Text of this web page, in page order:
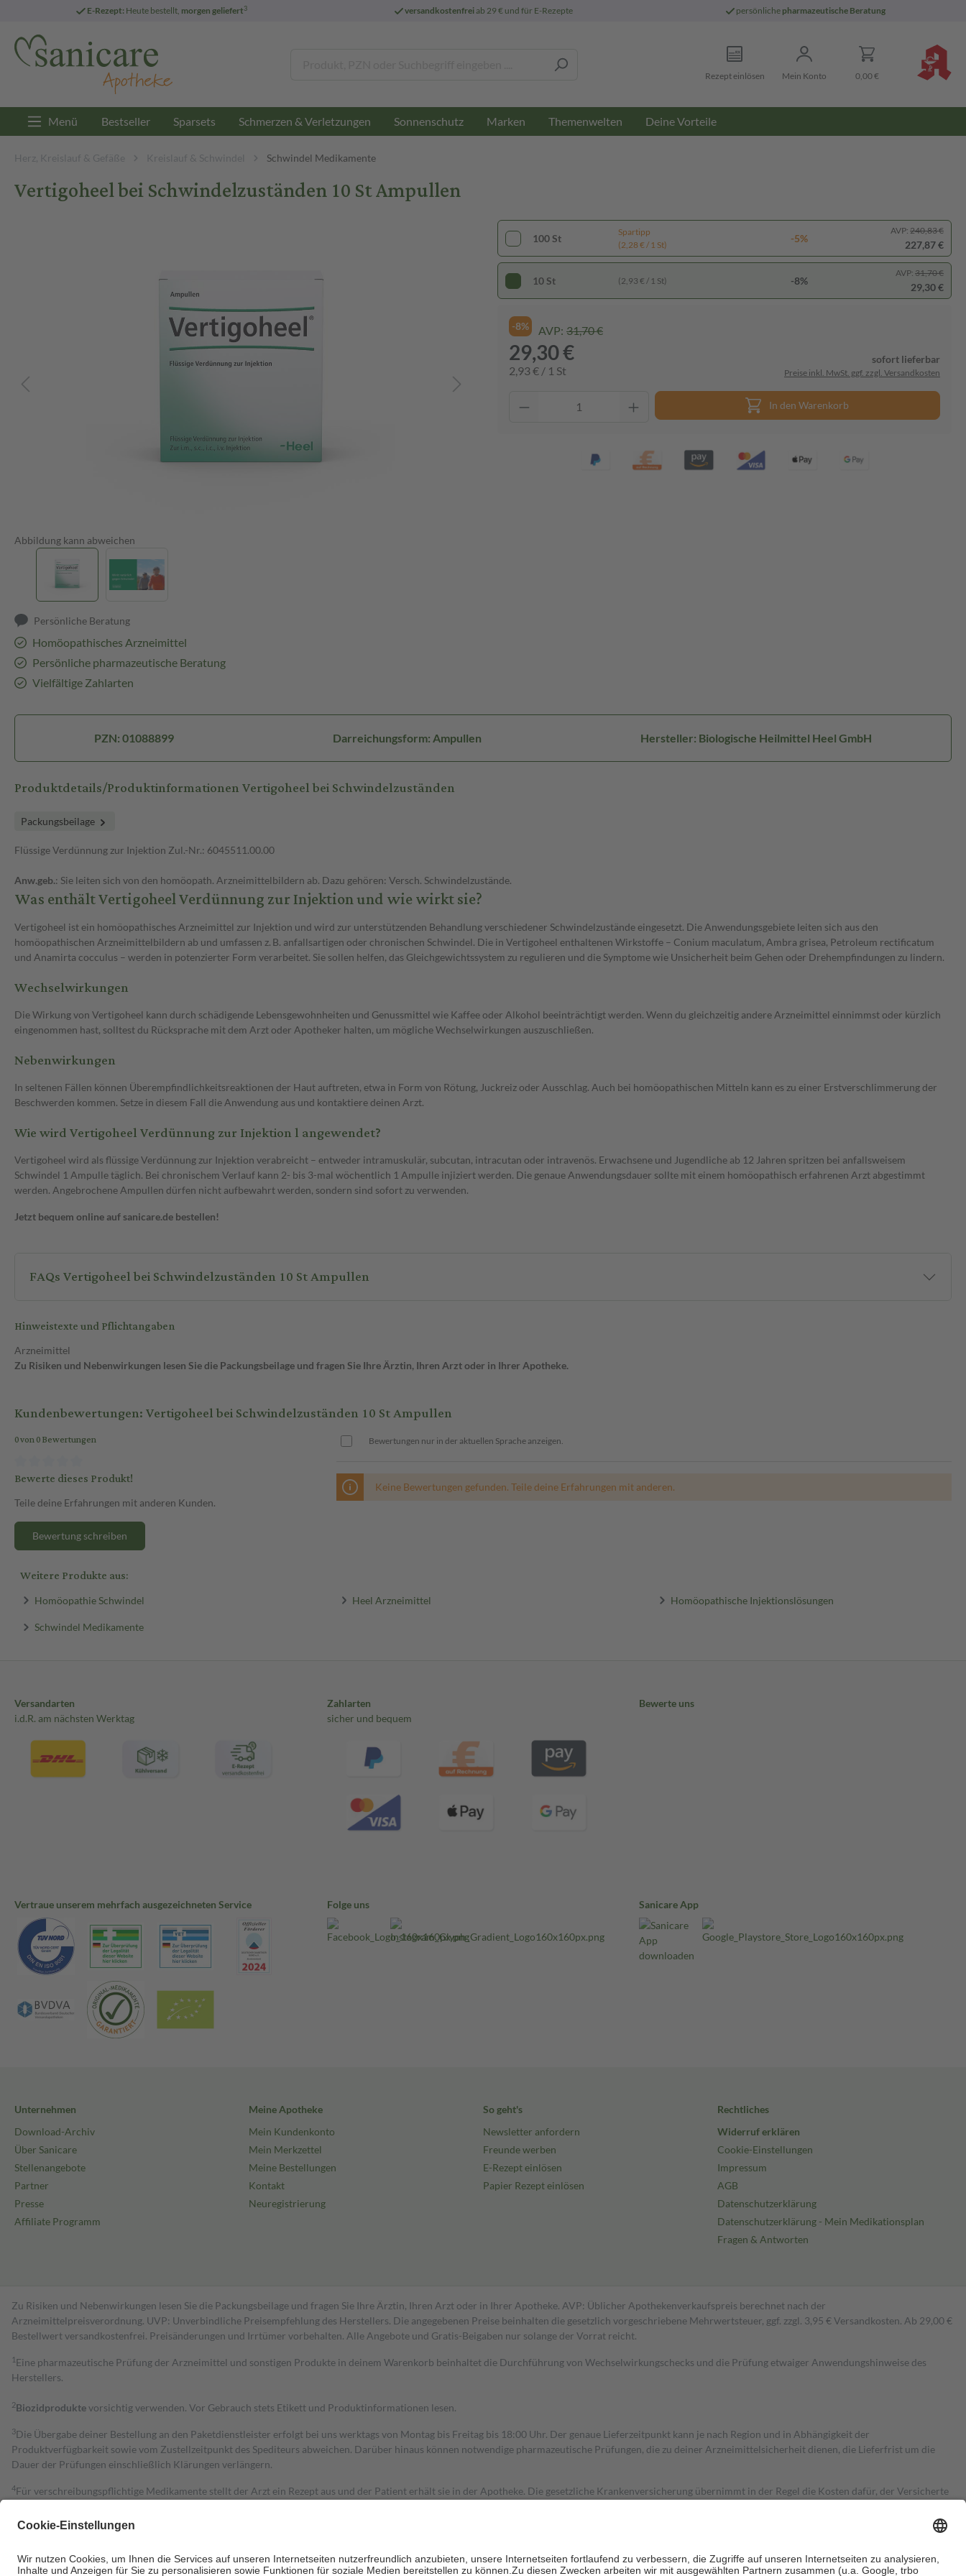
E-Rezept: Heute bestellt, morgen geliefert3 versandkostenfreiab 29 € und für E-Rezepte persönliche pharmazeutische Beratung
Rezept einlösen Mein Konto 0,00 €
Menü Bestseller Sparsets Schmerzen & Verletzungen Sonnenschutz Marken Themenwelten Deine Vorteile
Herz, Kreislauf & Gefäße Kreislauf & Schwindel Schwindel Medikamente
Vertigoheel bei Schwindelzuständen 10 St Ampullen
Abbildung kann abweichen
Persönliche Beratung
Homöopathisches Arzneimittel
Persönliche pharmazeutische Beratung
Vielfältige Zahlarten
100 St
Spartipp
(2,28 € / 1 St)
-5%
AVP: 240,83 €
227,87 €
10 St (2,93 € / 1 St) -8%
AVP: 31,70 €
29,30 €
-8% AVP: 31,70 €
29,30 €
2,93 € / 1 St
sofort lieferbar
Preise inkl. MwSt. ggf. zzgl. Versandkosten
In den Warenkorb
PZN: 01088899 Darreichungsform: Ampullen Hersteller: Biologische Heilmittel Heel GmbH
Produktdetails/Produktinformationen Vertigoheel bei Schwindelzuständen
Packungsbeilage
Flüssige Verdünnung zur Injektion Zul.-Nr.: 6045511.00.00
Anw.geb.: Sie leiten sich von den homöopath. Arzneimittelbildern ab. Dazu gehören: Versch. Schwindelzustände.
Was enthält Vertigoheel Verdünnung zur Injektion und wie wirkt sie?
Vertigoheel ist ein homöopathisches Arzneimittel zur Injektion und wird zur unterstützenden Behandlung verschiedener Schwindelzustände eingesetzt. Die Anwendungsgebiete leiten sich aus den
homöopathischen Arzneimittelbildern ab und umfassen z. B. anfallsartigen oder chronischen Schwindel. Die in Vertigoheel enthaltenen Wirkstoffe – Conium maculatum, Ambra grisea, Petroleum rectificatum
und Anamirta cocculus – werden in potenzierter Form verarbeitet. Sie sollen helfen, das Gleichgewichtssystem zu regulieren und die Symptome wie Unsicherheit beim Gehen oder Drehempfindungen zu lindern.
Wechselwirkungen
Die Wirkung von Vertigoheel kann durch schädigende Lebensgewohnheiten und Genussmittel wie Kaffee oder Alkohol beeinträchtigt werden. Wenn du gleichzeitig andere Arzneimittel einnimmst oder kürzlich
eingenommen hast, solltest du Rücksprache mit dem Arzt oder Apotheker halten, um mögliche Wechselwirkungen auszuschließen.
Nebenwirkungen
In seltenen Fällen können Überempfindlichkeitsreaktionen der Haut auftreten, etwa in Form von Rötung, Juckreiz oder Ausschlag. Auch bei homöopathischen Mitteln kann es zu einer Erstverschlimmerung der
Beschwerden kommen. Setze in diesem Fall die Anwendung aus und kontaktiere deinen Arzt.
Wie wird Vertigoheel Verdünnung zur Injektion l angewendet?
Vertigoheel wird als flüssige Verdünnung zur Injektion verabreicht – entweder intramuskulär, subcutan, intracutan oder intravenös. Erwachsene und Jugendliche ab 12 Jahren spritzen bei anfallsweisem
Schwindel 1 Ampulle täglich. Bei chronischem Verlauf kann 2- bis 3-mal wöchentlich 1 Ampulle injiziert werden. Die genaue Anwendungsdauer sollte mit einem homöopathisch erfahrenen Arzt abgestimmt
werden. Angebrochene Ampullen dürfen nicht aufbewahrt werden, sondern sind sofort zu verwenden.
Jetzt bequem online auf sanicare.de bestellen!
FAQs Vertigoheel bei Schwindelzuständen 10 St Ampullen
Hinweistexte und Pflichtangaben
Arzneimittel
Zu Risiken und Nebenwirkungen lesen Sie die Packungsbeilage und fragen Sie Ihre Ärztin, Ihren Arzt oder in Ihrer Apotheke.
Kundenbewertungen: Vertigoheel bei Schwindelzuständen 10 St Ampullen
0 von 0 Bewertungen
Bewerte dieses Produkt!
Teile deine Erfahrungen mit anderen Kunden.
Bewertung schreiben
Bewertungen nur in der aktuellen Sprache anzeigen.
Keine Bewertungen gefunden. Teile deine Erfahrungen mit anderen.
Weitere Produkte aus:
Homöopathie Schwindel Heel Arzneimittel Homöopathische Injektionslösungen
Schwindel Medikamente
Versandarten
i.d.R. am nächsten Werktag
Zahlarten
sicher und bequem
Bewerte uns
Vertraue unserem mehrfach ausgezeichneten Service Folge uns Sanicare App
Unternehmen
Download-Archiv
Über Sanicare
Stellenangebote
Partner
Presse
Affiliate Programm
Meine Apotheke
Mein Kundenkonto
Mein Merkzettel
Meine Bestellungen
Kontakt
Neuregistrierung
So geht's
Newsletter anfordern
Freunde werben
E-Rezept einlösen
Papier Rezept einlösen
Rechtliches
Widerruf erklären
Cookie-Einstellungen
Impressum
AGB
Datenschutzerklärung
Datenschutzerklärung - Mein Medikationsplan
Fragen & Antworten
Zu Risiken und Nebenwirkungen lesen Sie die Packungsbeilage und fragen Sie Ihre Ärztin, Ihren Arzt oder in Ihrer Apotheke. AVP: Üblicher Apothekenverkaufspreis berechnet nach der
Arzneimittelpreisverordnung. UVP: Unverbindliche Preisempfehlung des Herstellers. Die angegebenen Preise beinhalten die gesetzlich vorgeschriebene Mehrwertsteuer, ggf. zzgl. 3,95 € Versandkosten. Ab 29,00 €
Bestell­wert versand­kosten­frei. Preisänderungen und Irrtümer vorbehalten. Alle Angebote und Gratis-Beigaben nur solange der Vorrat reicht.
1 Eine pharmazeutische Prüfung der Arzneimittel und sonstigen Produkte in deinem Warenkorb beinhaltet die Durchführung von Wechselwirkungschecks und die Prüfung etwaiger Anwendungshinweise des
Herstellers.
2Biozidproduktevorsichtig verwenden. Vor Gebrauch stets Etikett und Produktinformationen lesen.
3Die Übergabe deiner Bestellung an den Paketdienstleister erfolgt bei uns werktags von Montag bis Freitag bis 18:00 Uhr. Der genaue Lieferzeitpunkt kann je nach Region und in Abhängigkeit der
Produktverfügbarkeit sowie vom Zustellzeitpunkt des Spediteurs abweichen. Darüber hinaus können notwendige pharmazeutische Prüfungen, die zu deiner Arzneimittelsicherheit dienen, die Lieferfrist um die
Dauer der Prüfungen einschließlich Klärungen verlängern.
4Für verschreibungspflichtige Medikamente stellt der Arzt ein Rezept aus und der Patient erhält sie in der Apotheke. Die gesetzliche Krankenversicherung übernimmt in der Regel die Kosten dafür, der Versicherte
Grundsätzlich leisten Mitglieder Zuzahlungen in Höhe von zehn Prozent des Abgabepreises,
Es sind jedoch nie mehr als die tatsächlichen Kosten der Leistung
Bei Heilmitteln und häuslicher Krankenpflege beträgt die Zuzahlung zehn Prozent der Kosten sowie zehn Euro je Verordnung.